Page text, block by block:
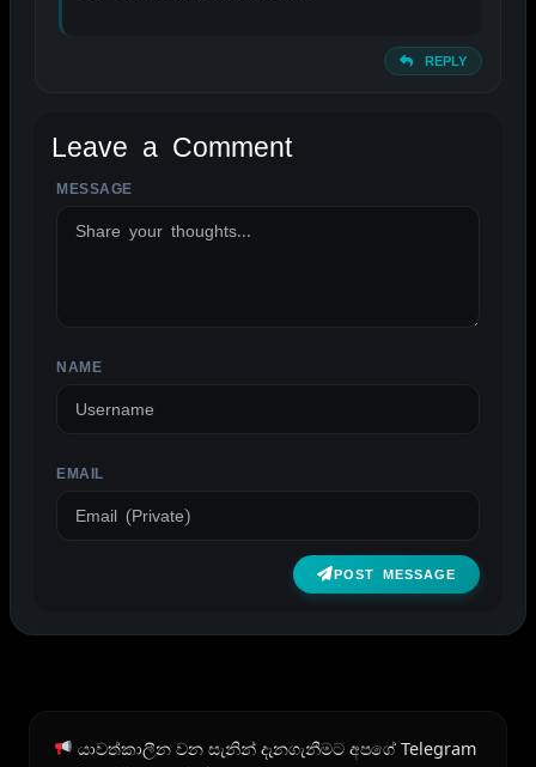
REPLY
Leave a Comment
MESSAGE
NAME
EMAIL
POST MESSAGE
ALTERNATIVE:
යාවත්කාලීන වන සැනින් දැනගැනීමට අපගේ Telegram